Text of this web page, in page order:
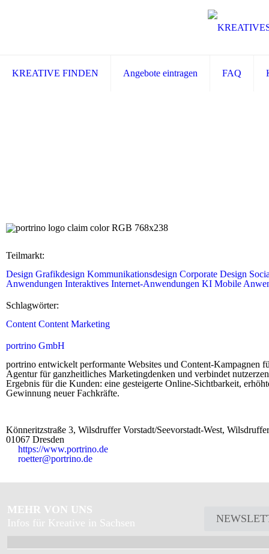
KREATIVE FINDEN Angebote eintragen FAQ
Teilmarkt:
Design Grafikdesign Kommunikationsdesign Corporate Design
Anwendungen Interaktives Internet-Anwendungen KI Mobile
Schlagwörter:
Content Content Marketing
portrino GmbH
portrino entwickelt performante Websites und Content-
Agentur für ganzheitliches Marketingdenken und verbindet
Ergebnis für die Kunden: eine gesteigerte Online-Sichtbarkeit,
Gewinnung neuer Fachkräfte.
Könneritzstraße 3, Wilsdruffer Vorstadt/Seevorstadt-West,
01067 Dresden
https://www.portrino.de
roetter@portrino.de
MEHR VON UNS
Infos für Kreative in Sachsen